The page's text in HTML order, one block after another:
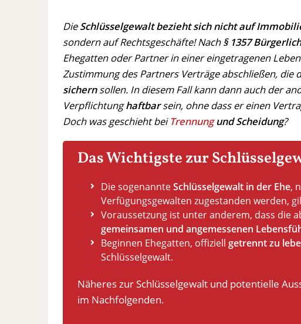
DieSchlüsselgewalt bezieht sich nicht auf
sondern auf Rechtsgeschäfte! Nach§ 1357
Ehegatten oder Partner in einer eingetragenen
Zustimmung des Partners Verträge abschließen, die
sichernsollen. In diesem Fall kann dann auch der
Verpflichtunghaftbarsein, ohne dass er einen
Doch was geschieht bei Trennungund Scheidung?
Das Wichtigste zur
Die sogenannteSchlüsselgewalt in der Ehe,
Verfügungsgewalten zugestanden werden,
Voraussetzung ist unter anderem, dass die
gemeinsamen und angemessenen
Beginnen Ehegatten, offiziell getrennt zu
Schlüsselgewalt.
Näheres zur Schlüsselgewalt und potentielle
im Nachfolgenden.